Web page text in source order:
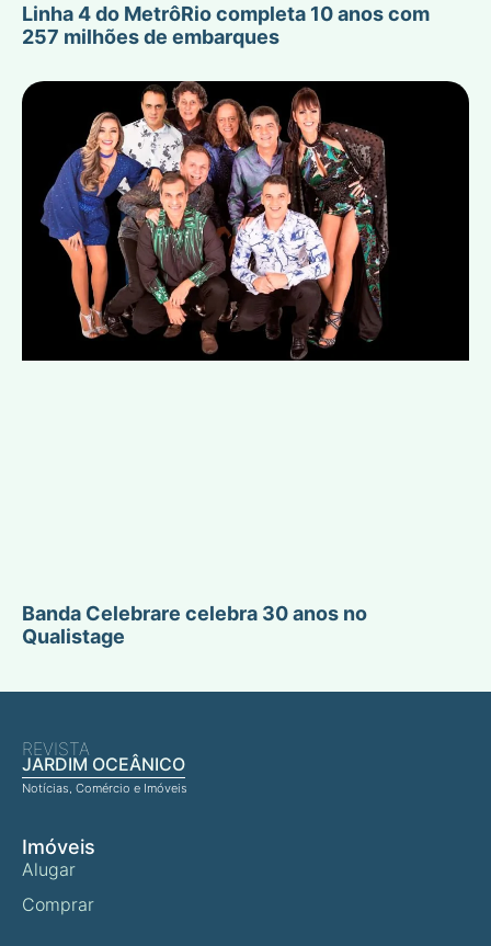
Linha 4 do MetrôRio completa 10 anos com
257 milhões de embarques
Banda Celebrare celebra 30 anos no
Qualistage
REVISTA
JARDIM OCEÂNICO
Notícias, Comércio e Imóveis
Imóveis
Alugar
Comprar